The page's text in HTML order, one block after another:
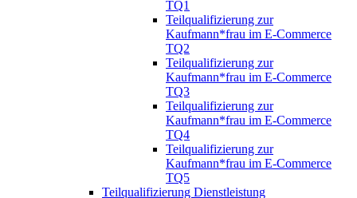
TQ1
Teilqualifizierung zur
Kaufmann*frau im E-Commerce
TQ2
Teilqualifizierung zur
Kaufmann*frau im E-Commerce
TQ3
Teilqualifizierung zur
Kaufmann*frau im E-Commerce
TQ4
Teilqualifizierung zur
Kaufmann*frau im E-Commerce
TQ5
Teilqualifizierung Dienstleistung